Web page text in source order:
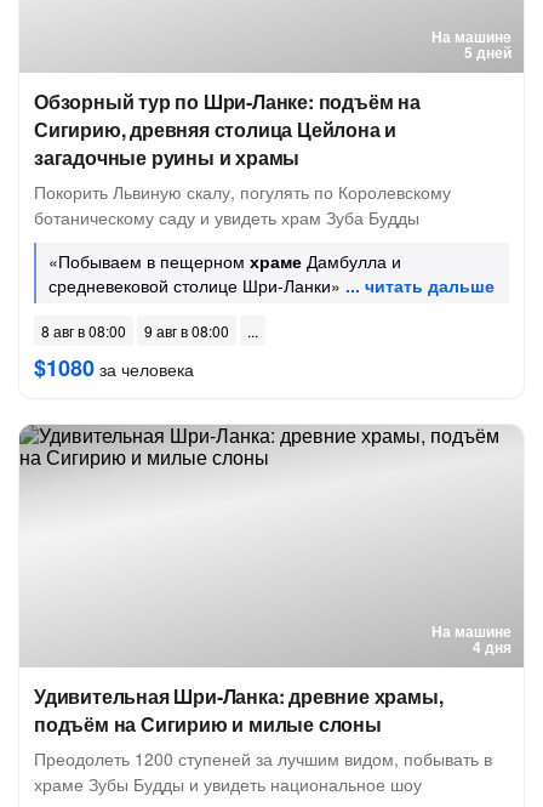
На машине
5 дней
Обзорный тур по Шри-Ланке: подъём на
Сигирию, древняя столица Цейлона и
загадочные руины и храмы
Покорить Львиную скалу, погулять по Королевскому
ботаническому саду и увидеть храм Зуба Будды
«Побываем в пещерном храме Дамбулла и
средневековой столице Шри-Ланки»
8 авг в 08:00 9 авг в 08:00
$1080 за человека
На машине
4 дня
Удивительная Шри-Ланка: древние храмы,
подъём на Сигирию и милые слоны
Преодолеть 1200 ступеней за лучшим видом, побывать в
храме Зубы Будды и увидеть национальное шоу